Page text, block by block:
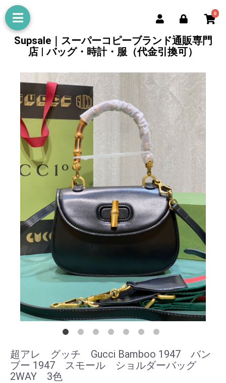
0
Supsale｜スーパーコピーブランド通販専門
店 | バッグ・時計・服（代金引換可）
超アレ グッチ Gucci Bamboo 1947 バン
ブー 1947 スモール ショルダーバッグ
2WAY 3色